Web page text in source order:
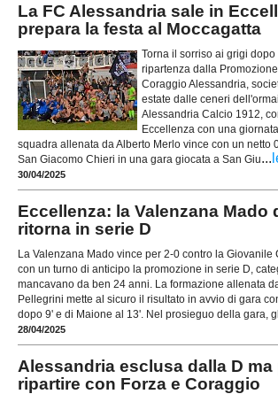
La FC Alessandria sale in
prepara la festa al Moccagatta
Torna il sorriso ai grigi
ripartenza dalla
Coraggio Alessandria,
estate dalle ceneri
Alessandria Calcio 1912,
Eccellenza con una
squadra allenata da Alberto Merlo vince con un netto
San Giacomo Chieri in una gara giocata a San Giu...
30/04/2025
Eccellenza: la Valenzana Mado
ritorna in serie D
La Valenzana Mado vince per 2-0 contro la Giovanile
con un turno di anticipo la promozione in serie D,
mancavano da ben 24 anni. La formazione allenata
Pellegrini mette al sicuro il risultato in avvio di gara
dopo 9' e di Maione al 13'. Nel prosieguo della gara,
28/04/2025
Alessandria esclusa dalla D ma
ripartire con Forza e Coraggio